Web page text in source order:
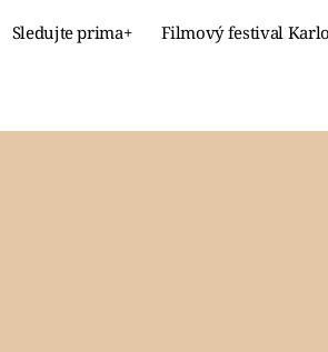
Sledujte prima+ Filmový festival